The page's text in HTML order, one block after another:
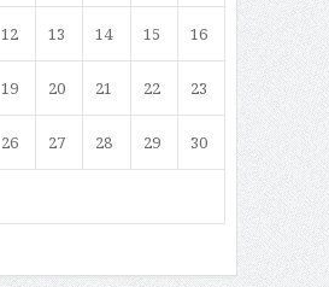
12 13 14 15 16
19 20 21 22 23
26 27 28 29 30